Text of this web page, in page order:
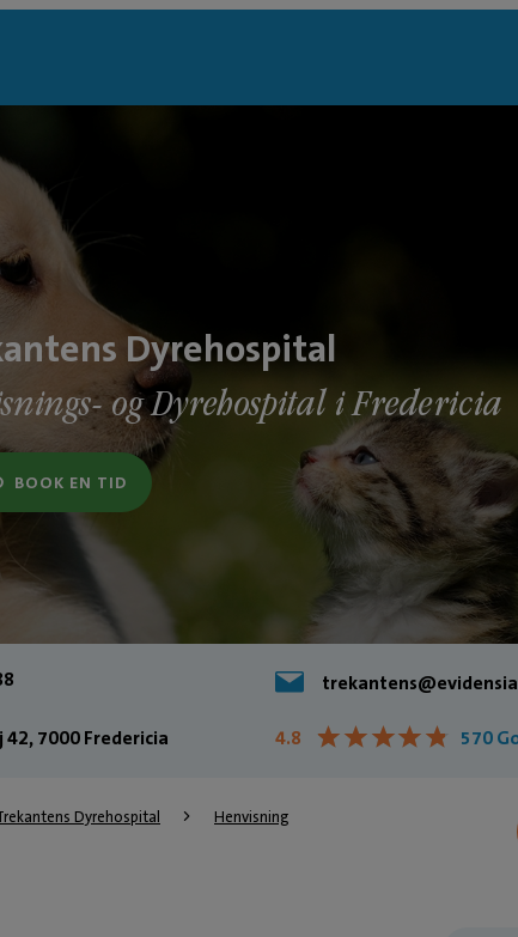
Dyrehospital
og Dyrehospital i Fredericia
BOOK EN TID
42, 7000 Fredericia 4.8 ★★★★★
★★★★★ 570
Dyrehospital Henvisning